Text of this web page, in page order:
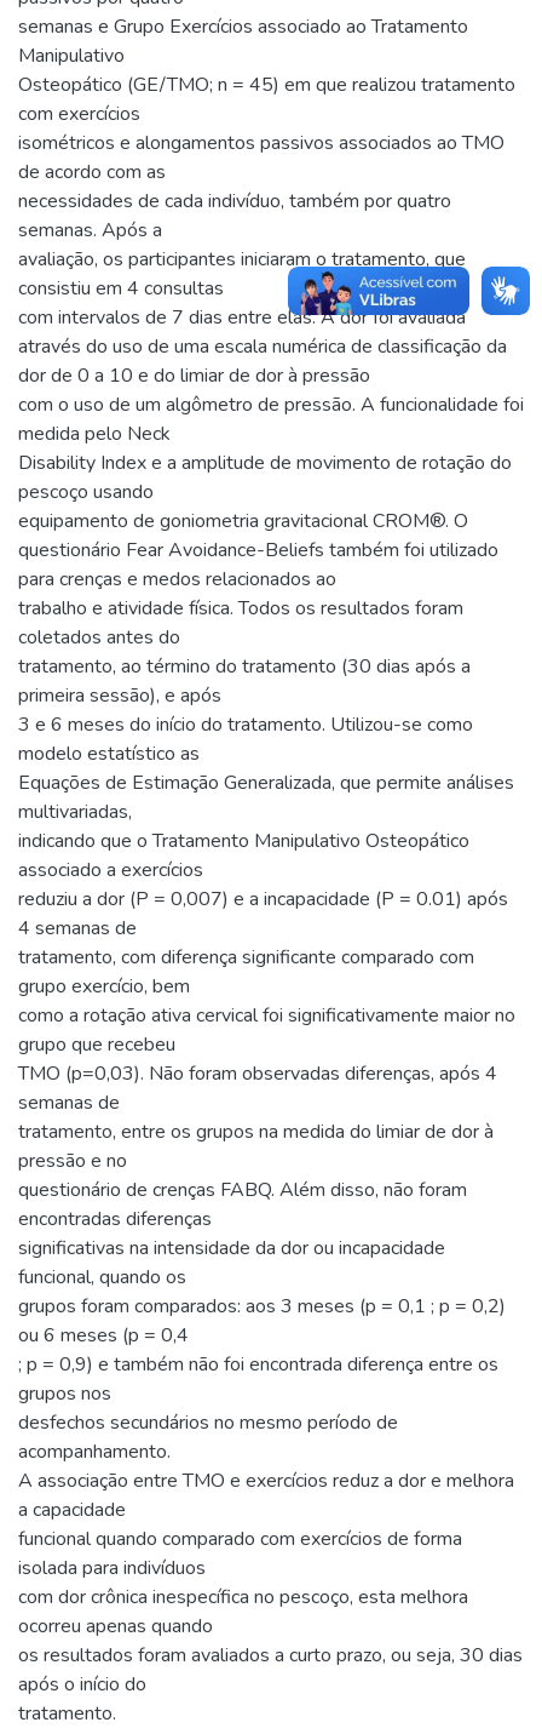
semanas e Grupo Exercícios associado ao Tratamento
Manipulativo
Osteopático (GE/TMO; n = 45) em que realizou tratamento
com exercícios
isométricos e alongamentos passivos associados ao TMO
de acordo com as
necessidades de cada indivíduo, também por quatro
semanas. Após a
avaliação, os participantes iniciaram o tratamento, que
consistiu em 4 consultas
com intervalos de 7 dias entre elas. A dor foi avaliada
através do uso de uma escala numérica de classificação da
dor de 0 a 10 e do limiar de dor à pressão
com o uso de um algômetro de pressão. A funcionalidade foi
medida pelo Neck
Disability Index e a amplitude de movimento de rotação do
pescoço usando
equipamento de goniometria gravitacional CROM®. O
questionário Fear Avoidance-Beliefs também foi utilizado
para crenças e medos relacionados ao
trabalho e atividade física. Todos os resultados foram
coletados antes do
tratamento, ao término do tratamento (30 dias após a
primeira sessão), e após
3 e 6 meses do início do tratamento. Utilizou-se como
modelo estatístico as
Equações de Estimação Generalizada, que permite análises
multivariadas,
indicando que o Tratamento Manipulativo Osteopático
associado a exercícios
reduziu a dor (P = 0,007) e a incapacidade (P = 0.01) após
4 semanas de
tratamento, com diferença significante comparado com
grupo exercício, bem
como a rotação ativa cervical foi significativamente maior no
grupo que recebeu
TMO (p=0,03). Não foram observadas diferenças, após 4
semanas de
tratamento, entre os grupos na medida do limiar de dor à
pressão e no
questionário de crenças FABQ. Além disso, não foram
encontradas diferenças
significativas na intensidade da dor ou incapacidade
funcional, quando os
grupos foram comparados: aos 3 meses (p = 0,1 ; p = 0,2)
ou 6 meses (p = 0,4
; p = 0,9) e também não foi encontrada diferença entre os
grupos nos
desfechos secundários no mesmo período de
acompanhamento.
A associação entre TMO e exercícios reduz a dor e melhora
a capacidade
funcional quando comparado com exercícios de forma
isolada para indivíduos
com dor crônica inespecífica no pescoço, esta melhora
ocorreu apenas quando
os resultados foram avaliados a curto prazo, ou seja, 30 dias
após o início do
tratamento.